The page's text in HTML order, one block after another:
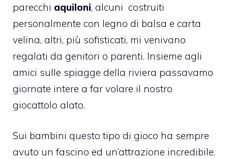
parecchi aquiloni, alcuni costruiti
personalmente con legno di balsa e carta
velina, altri, più sofisticati, mi venivano
regalati da genitori o parenti. Insieme agli
amici sulle spiagge della riviera passavamo
giornate intere a far volare il nostro
giocattolo alato.
Sui bambini questo tipo di gioco ha sempre
avuto un fascino ed un’attrazione incredibile.